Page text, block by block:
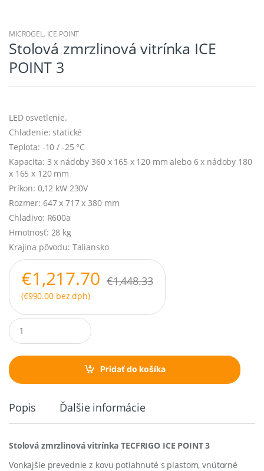
MICROGEL. ICE POINT
Stolová zmrzlinová vitrínka ICE
POINT 3
LED osvetlenie.
Chladenie: statické
Teplota: -10 / -25 °C
Kapacita: 3 x nádoby 360 x 165 x 120 mm alebo 6 x nádoby 180
x 165 x 120 mm
Príkon: 0,12 kW 230V
Rozmer: 647 x 717 x 380 mm
Chladivo: R600a
Hmotnosť: 28 kg
Krajina pôvodu: Taliansko
€1,217.70 €1,448.33
(€990.00bez dph)
Q
u
a
t
i
Pridať do košíka
Popis Ďalšie informácie
Stolová zmrzlinová vitrínka TECFRIGO ICE POINT 3
Vonkajšie prevednie z kovu potiahnuté s plastom, vnútorné